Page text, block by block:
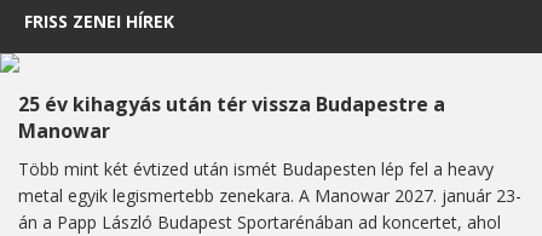
FRISS ZENEI HÍREK
25 év kihagyás után tér vissza Budapestre a
Manowar
Több mint két évtized után ismét Budapesten lép fel a heavy
metal egyik legismertebb zenekara. A Manowar 2027. január 23-
án a Papp László Budapest Sportarénában ad koncertet, ahol